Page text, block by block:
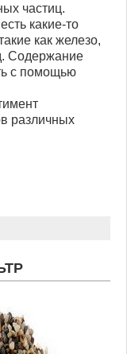
частиц.
какие-то
как железо,
Содержание
с помощью
различных